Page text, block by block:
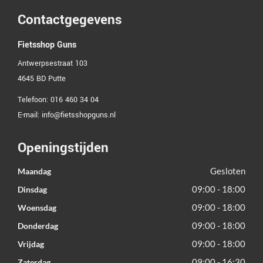
Contactgegevens
Fietsshop Guns
Antwerpsestraat 103
4645 BD Putte
Telefoon: 016 460 34 04
E-mail: info@fietsshopguns.nl
Openingstijden
Maandag Gesloten
Dinsdag 09:00 - 18:00
Woensdag 09:00 - 18:00
Donderdag 09:00 - 18:00
Vrijdag 09:00 - 18:00